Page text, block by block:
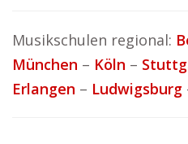
Musikschulen regional:
München – Köln –
Erlangen – Ludwigsburg